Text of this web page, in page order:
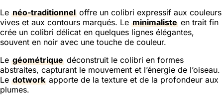
Le néo-traditionnel offre un colibri expressif aux couleurs
vives et aux contours marqués. Le minimaliste en trait fin
crée un colibri délicat en quelques lignes élégantes,
souvent en noir avec une touche de couleur.
Le géométrique déconstruit le colibri en formes
abstraites, capturant le mouvement et l’énergie de l’oiseau.
Le dotwork apporte de la texture et de la profondeur aux
plumes.